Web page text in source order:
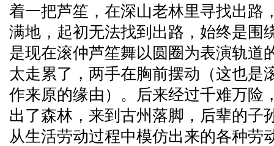
着一把芦笙，在深山老林里寻找出路
满地，起初无法找到出路，始终是围
是现在滚仲芦笙舞以圆圈为表演轨道
太走累了，两手在胸前摆动（这也是
作来原的缘由）。后来经过千难万险
出了森林，来到古州落脚，后辈的子
从生活劳动过程中模仿出来的各种劳